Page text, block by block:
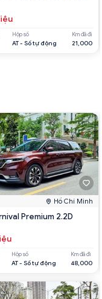
Hộp số
AT - Số tự động
Km đã đi
21,000
Hồ Chí Minh
Premium 2.2D
Hộp số
AT - Số tự động
Km đã đi
48,000